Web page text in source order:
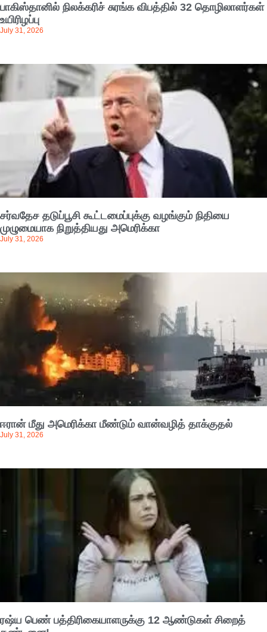
பாகிஸ்தானில் நிலக்கரிச் சுரங்க விபத்தில் 32 தொழிலாளர்கள்
உயிரிழப்பு
July 31, 2026
சர்வதேச தடுப்பூசி கூட்டமைப்புக்கு வழங்கும் நிதியை
முழுமையாக நிறுத்தியது அமெரிக்கா
July 31, 2026
ஈரான் மீது அமெரிக்கா மீண்டும் வான்வழித் தாக்குதல்
July 31, 2026
ரஷ்ய பெண் பத்திரிகையாளருக்கு 12 ஆண்டுகள் சிறைத்